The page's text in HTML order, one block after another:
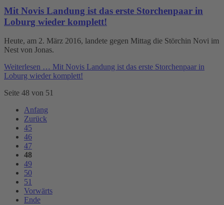
Mit Novis Landung ist das erste Storchenpaar in
Loburg wieder komplett!
Heute, am 2. März 2016, landete gegen Mittag die Störchin Novi im
Nest von Jonas.
Weiterlesen … Mit Novis Landung ist das erste Storchenpaar in
Loburg wieder komplett!
Seite 48 von 51
Anfang
Zurück
45
46
47
48
49
50
51
Vorwärts
Ende